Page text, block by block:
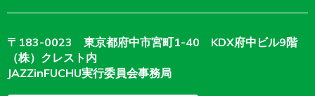
〒183-0023 東京都府中市宮町1-40 KDX府中ビル9階
（株）クレスト内
JAZZinFUCHU実行委員会事務局